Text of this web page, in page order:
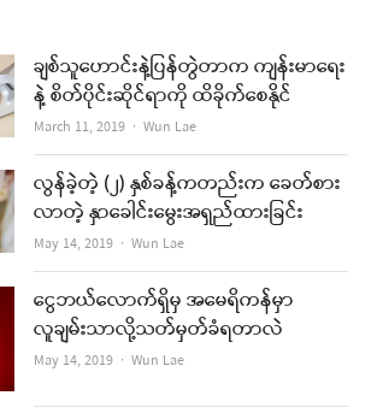
ချစ်သူဟောင်းနဲ့ပြန်တွဲတာက ကျန်းမာရေး
နဲ့ စိတ်ပိုင်းဆိုင်ရာကို ထိခိုက်စေနိုင်
March 11, 2019 Author
Wun Lae
လွန်ခဲ့တဲ့ (၂) နှစ်ခန့်ကတည်းက ခေတ်စား
လာတဲ့ နှာခေါင်းမွေးအရှည်ထားခြင်း
May 14, 2019 Author
Wun Lae
ငွေဘယ်လောက်ရှိမှ အမေရိကန်မှာ
လူချမ်းသာလို့သတ်မှတ်ခံရတာလဲ
May 14, 2019 Author
Wun Lae